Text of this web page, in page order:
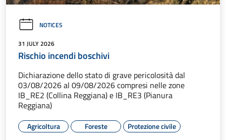
NOTICES
31 JULY 2026
Rischio incendi boschivi
Dichiarazione dello stato di grave pericolosità dal
03/08/2026 al 09/08/2026 compresi nelle zone
IB_RE2 (Collina Reggiana) e IB_RE3 (Pianura
Reggiana)
Agricoltura Foreste Protezione civile